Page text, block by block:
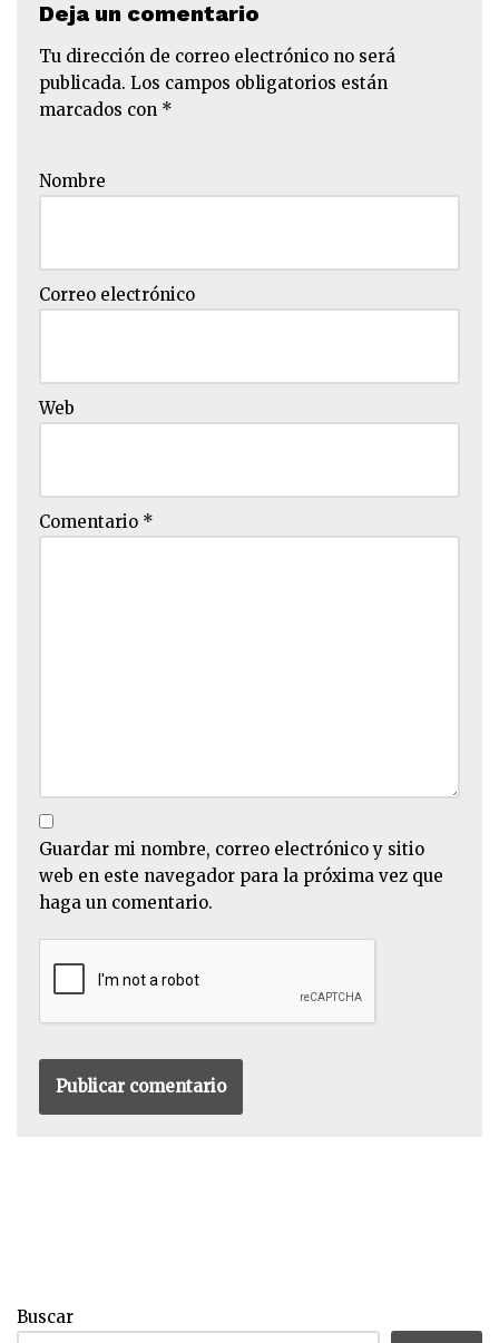
Deja un comentario
Tu dirección de correo electrónico no será
publicada. Los campos obligatorios están
marcados con *
Nombre
Correo electrónico
Web
Comentario *
Guardar mi nombre, correo electrónico y sitio
web en este navegador para la próxima vez que
haga un comentario.
Buscar